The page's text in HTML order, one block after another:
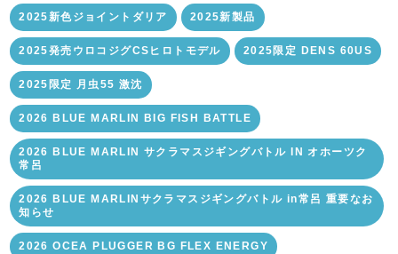
2025新色ジョイントダリア 2025新製品
2025発売ウロコジグCSヒロトモデル 2025限定 DENS 60US
2025限定 月虫55 激沈
2026 BLUE MARLIN BIG FISH BATTLE
2026 BLUE MARLIN サクラマスジギングバトル IN オホーツク
常呂
2026 BLUE MARLINサクラマスジギングバトル in常呂 重要なお
知らせ
2026 OCEA PLUGGER BG FLEX ENERGY